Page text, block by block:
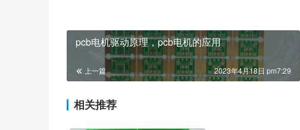
pcb电机驱动原理，pcb电机的应用
上一篇 2023年4月18日 pm7:29
相关推荐